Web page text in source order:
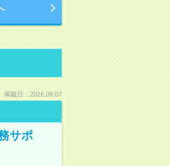
掲載日：2026.08.07
サポ